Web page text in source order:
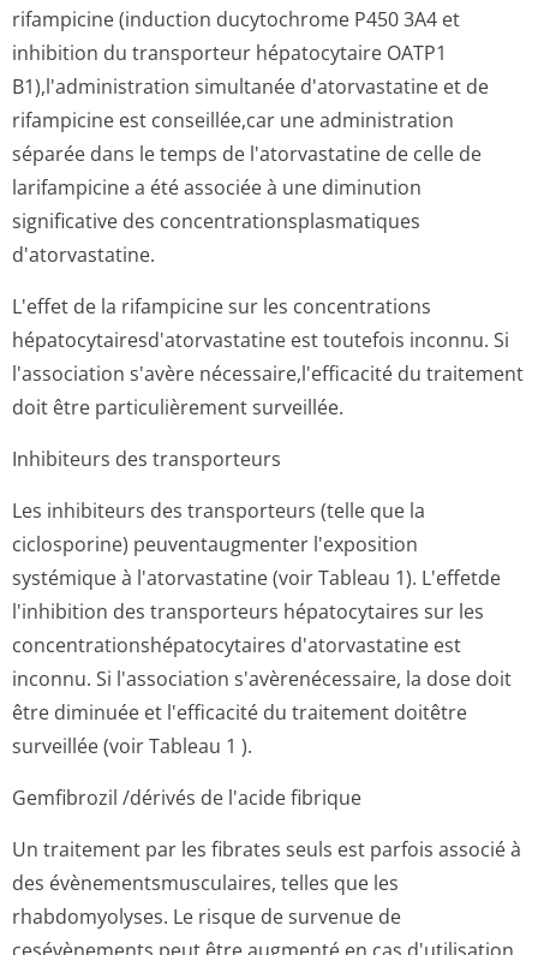
rifampicine (induction ducytochrome P450 3A4 et
inhibition du transporteur hépatocytaire OATP1
B1),l'adminis­tration simultanée d'atorvastatine et de
rifampicine est conseillée,car une administration
séparée dans le temps de l'atorvastatine de celle de
larifampicine a été associée à une diminution
significative des concentration­splasmatiques
d'atorvastatine.
L'effet de la rifampicine sur les concentrations
hépatocytaires­d'atorvastati­ne est toutefois inconnu. Si
l'association s'avère nécessaire,l'ef­ficacité du traitement
doit être particulièrement surveillée.
Inhibiteurs des transporteurs
Les inhibiteurs des transporteurs (telle que la
ciclosporine) peuventaugmenter l'exposition
systémique à l'atorvastatine (voir Tableau 1). L'effetde
l'inhibition des transporteurs hépatocytaires sur les
concentration­shépatocytaires d'atorvastatine est
inconnu. Si l'association s'avèrenécessaire, la dose doit
être diminuée et l'efficacité du traitement doitêtre
surveillée (voir Tableau 1 ).
Gemfibrozil /dérivés de l'acide fibrique
Un traitement par les fibrates seuls est parfois associé à
des évènementsmus­culaires, telles que les
rhabdomyolyses. Le risque de survenue de